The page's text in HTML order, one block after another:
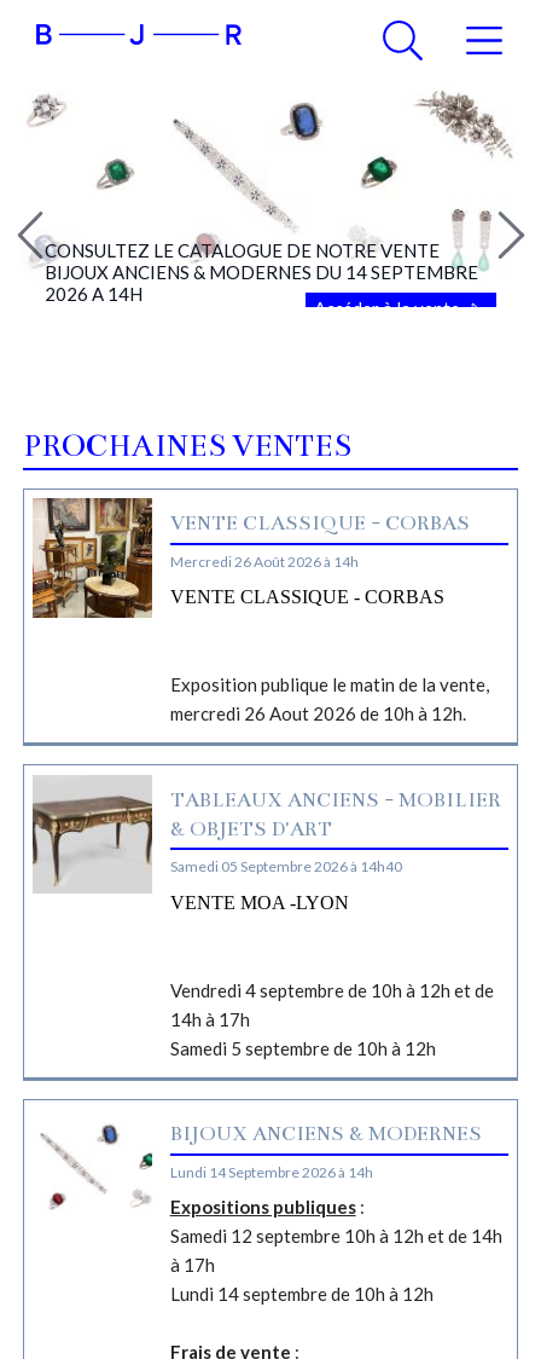
CONSULTEZ LE CATALOGUE DE NOTRE VENTE
BIJOUX ANCIENS & MODERNES DU 14 SEPTEMBRE
2026 A 14H
Accéder à la vente
PROCHAINES VENTES
VENTE CLASSIQUE - CORBAS
Mercredi 26 Août 2026 à 14h
VENTE CLASSIQUE - CORBAS
Exposition publique le matin de la vente,
mercredi 26 Aout 2026 de 10h à 12h.
TABLEAUX ANCIENS - MOBILIER
& OBJETS D'ART
Samedi 05 Septembre 2026 à 14h40
VENTE MOA -LYON
Vendredi 4 septembre de 10h à 12h et de
14h à 17h
Samedi 5 septembre de 10h à 12h
BIJOUX ANCIENS & MODERNES
Lundi 14 Septembre 2026 à 14h
Expositions publiques:
Samedi 12 septembre 10h à 12h et de 14h
à 17h
Lundi 14 septembre de 10h à 12h
Frais de vente :